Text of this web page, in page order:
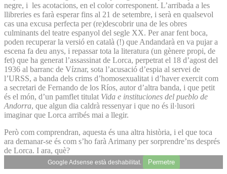
negre, i les acotacions, en el color corresponent. L’arribada a les
llibreries es farà esperar fins al 21 de setembre, i serà en qualsevol
cas una excusa perfecta per (re)descobrir una de les obres
culminants del teatre espanyol del segle XX. Per anar fent boca,
poden recuperar la versió en català (!) que Andandarà en va pujar a
escena fa deu anys, i repassar tota la literatura (un gènere propi, de
fet) que ha generat l’assassinat de Lorca, perpetrat el 18 d’agost del
1936 al barranc de Víznar, sota l’acusació d’espia al servei de
l’URSS, a banda dels crims d’homosexualitat i d’haver exercit com
a secretari de Fernando de los Ríos, autor d’altra banda, i que petit
és el món, d’un pamflet titulat Vida e instituciones del pueblo de
Andorra, que algun dia caldrà ressenyar i que no és il·lusori
imaginar que Lorca arribés mai a llegir.
Però com comprendran, aquesta és una altra història, i el que toca
ara demanar-se és com s’ho farà Arimany per sorprendre’ns després
de Lorca. I ara, què?
Google Adsense està deshabilitat. Permetre